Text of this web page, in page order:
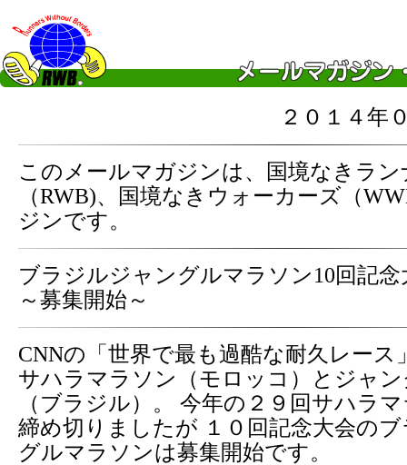
２０１４年
このメールマガジンは、国境なきラン
（RWB)、国境なきウォーカーズ（
ジンです。
ブラジルジャングルマラソン10回記念
～募集開始～
CNNの「世界で最も過酷な耐久レース
サハラマラソン（モロッコ）とジャ
（ブラジル）。 今年の２９回サハラ
締め切りましたが １０回記念大会の
グルマラソンは募集開始です。